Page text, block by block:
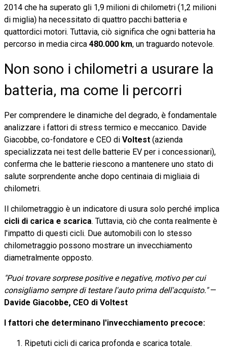
2014 che ha superato gli 1,9 milioni di chilometri (1,2 milioni
di miglia) ha necessitato di quattro pacchi batteria e
quattordici motori. Tuttavia, ciò significa che ogni batteria ha
percorso in media circa 480.000 km, un traguardo notevole.
Non sono i chilometri a usurare la
batteria, ma come li percorri
Per comprendere le dinamiche del degrado, è fondamentale
analizzare i fattori di stress termico e meccanico. Davide
Giacobbe, co-fondatore e CEO di Voltest (azienda
specializzata nei test delle batterie EV per i concessionari),
conferma che le batterie riescono a mantenere uno stato di
salute sorprendente anche dopo centinaia di migliaia di
chilometri.
Il chilometraggio è un indicatore di usura solo perché implica
cicli di carica e scarica. Tuttavia, ciò che conta realmente è
l'impatto di questi cicli. Due automobili con lo stesso
chilometraggio possono mostrare un invecchiamento
diametralmente opposto.
"Puoi trovare sorprese positive e negative, motivo per cui
consigliamo sempre di testare l'auto prima dell'acquisto."—
Davide Giacobbe, CEO di Voltest
I fattori che determinano l'invecchiamento precoce:
Ripetuti cicli di carica profonda e scarica totale.